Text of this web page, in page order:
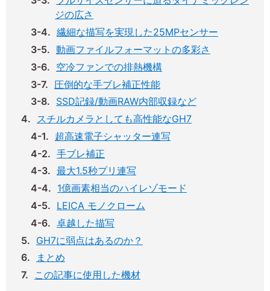
ジの広さ
繊細な描写を実現した25MPセンサー
動画ファイルフォーマットの多彩さ
空冷ファンでの排熱機構
圧倒的な手ブレ補正性能
SSD記録/動画RAW内部収録など
スチルカメラとしても高性能なGH7
超高速電子シャッター連写
手ブレ補正
最大1.5秒プリ連写
1億画素相当のハイレゾモード
LEICA モノクローム
卓越した描写
GH7に弱点はあるのか？
まとめ
この記事に使用した機材